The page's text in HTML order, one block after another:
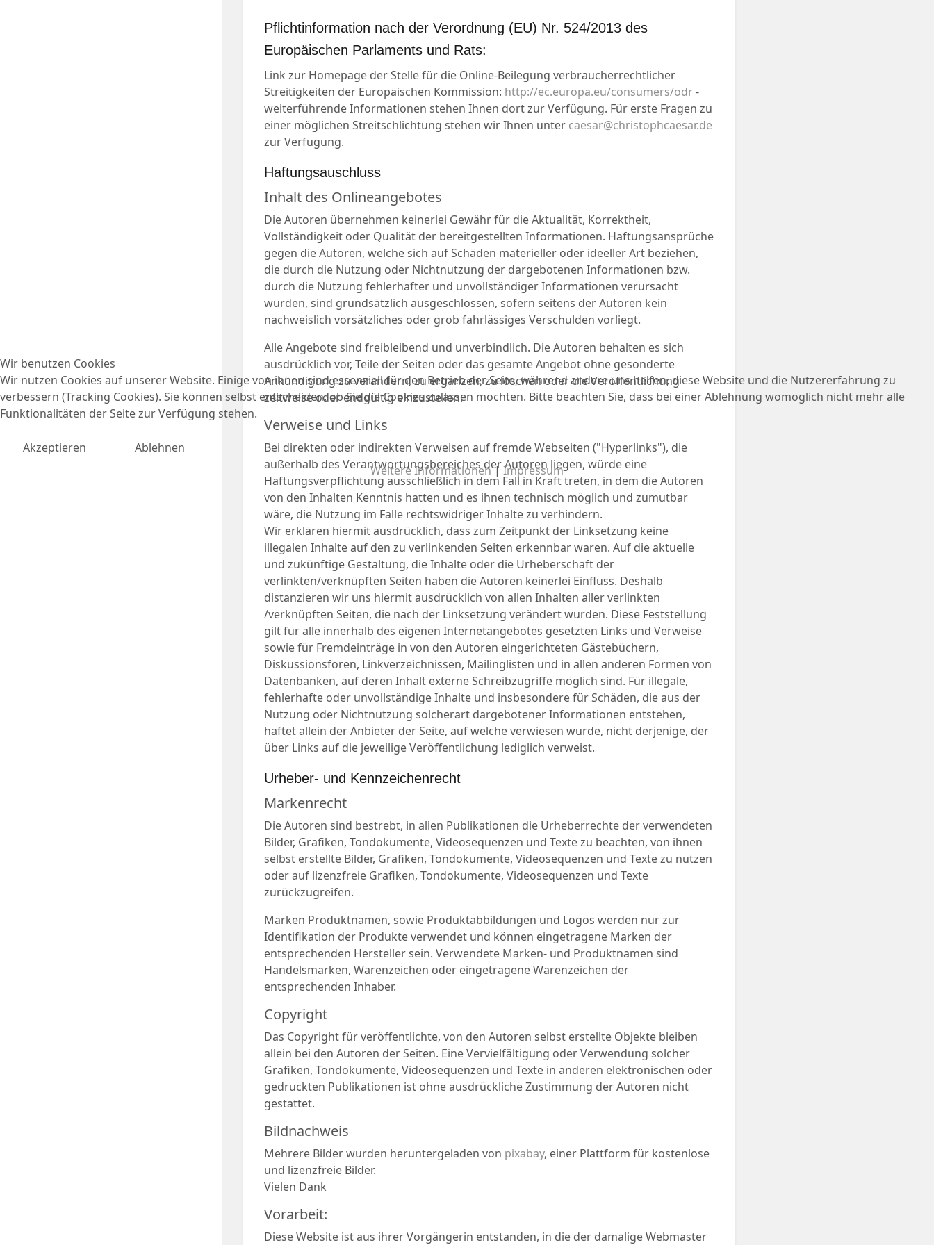
Pflichtinformation nach der Verordnung (EU) Nr. 524/2013 des
Europäischen Parlaments und Rats:
Link zur Homepage der Stelle für die Online-Beilegung verbraucherrechtlicher
Streitigkeiten der Europäischen Kommission: http://ec.europa.eu/consumers/odr-
weiterführende Informationen stehen Ihnen dort zur Verfügung. Für erste Fragen zu
einer möglichen Streitschlichtung stehen wir Ihnen unter caesar@christophcaesar.de
zur Verfügung.
Haftungsauschluss
Inhalt des Onlineangebotes
Die Autoren übernehmen keinerlei Gewähr für die Aktualität, Korrektheit,
Vollständigkeit oder Qualität der bereitgestellten Informationen. Haftungsansprüche
gegen die Autoren, welche sich auf Schäden materieller oder ideeller Art beziehen,
die durch die Nutzung oder Nichtnutzung der dargebotenen Informationen bzw.
durch die Nutzung fehlerhafter und unvollständiger Informationen verursacht
wurden, sind grundsätzlich ausgeschlossen, sofern seitens der Autoren kein
nachweislich vorsätzliches oder grob fahrlässiges Verschulden vorliegt.
Alle Angebote sind freibleibend und unverbindlich. Die Autoren behalten es sich
ausdrücklich vor, Teile der Seiten oder das gesamte Angebot ohne gesonderte
Ankündigung zu verändern, zu ergänzen, zu löschen oder die Veröffentlichung
zeitweise oder endgültig einzustellen.
Verweise und Links
Bei direkten oder indirekten Verweisen auf fremde Webseiten ("Hyperlinks"), die
außerhalb des Verantwortungsbereiches der Autoren liegen, würde eine
Haftungsverpflichtung ausschließlich in dem Fall in Kraft treten, in dem die Autoren
von den Inhalten Kenntnis hatten und es ihnen technisch möglich und zumutbar
wäre, die Nutzung im Falle rechtswidriger Inhalte zu verhindern.
Wir erklären hiermit ausdrücklich, dass zum Zeitpunkt der Linksetzung keine
illegalen Inhalte auf den zu verlinkenden Seiten erkennbar waren. Auf die aktuelle
und zukünftige Gestaltung, die Inhalte oder die Urheberschaft der
verlinkten/verknüpften Seiten haben die Autoren keinerlei Einfluss. Deshalb
distanzieren wir uns hiermit ausdrücklich von allen Inhalten aller verlinkten
/verknüpften Seiten, die nach der Linksetzung verändert wurden. Diese Feststellung
gilt für alle innerhalb des eigenen Internetangebotes gesetzten Links und Verweise
sowie für Fremdeinträge in von den Autoren eingerichteten Gästebüchern,
Diskussionsforen, Linkverzeichnissen, Mailinglisten und in allen anderen Formen von
Datenbanken, auf deren Inhalt externe Schreibzugriffe möglich sind. Für illegale,
fehlerhafte oder unvollständige Inhalte und insbesondere für Schäden, die aus der
Nutzung oder Nichtnutzung solcherart dargebotener Informationen entstehen,
haftet allein der Anbieter der Seite, auf welche verwiesen wurde, nicht derjenige, der
über Links auf die jeweilige Veröffentlichung lediglich verweist.
Urheber- und Kennzeichenrecht
Markenrecht
Die Autoren sind bestrebt, in allen Publikationen die Urheberrechte der verwendeten
Bilder, Grafiken, Tondokumente, Videosequenzen und Texte zu beachten, von ihnen
selbst erstellte Bilder, Grafiken, Tondokumente, Videosequenzen und Texte zu nutzen
oder auf lizenzfreie Grafiken, Tondokumente, Videosequenzen und Texte
zurückzugreifen.
Marken Produktnamen, sowie Produktabbildungen und Logos werden nur zur
Identifikation der Produkte verwendet und können eingetragene Marken der
entsprechenden Hersteller sein. Verwendete Marken- und Produktnamen sind
Handelsmarken, Warenzeichen oder eingetragene Warenzeichen der
entsprechenden Inhaber.
Copyright
Das Copyright für veröffentlichte, von den Autoren selbst erstellte Objekte bleiben
allein bei den Autoren der Seiten. Eine Vervielfältigung oder Verwendung solcher
Grafiken, Tondokumente, Videosequenzen und Texte in anderen elektronischen oder
gedruckten Publikationen ist ohne ausdrückliche Zustimmung der Autoren nicht
gestattet.
Bildnachweis
Mehrere Bilder wurden heruntergeladen von pixabay, einer Plattform für kostenlose
und lizenzfreie Bilder.
Vielen Dank
Vorarbeit:
Diese Website ist aus ihrer Vorgängerin entstanden, in die der damalige Webmaster
Wir benutzen Cookies
Wir nutzen Cookies auf unserer Website. Einige von ihnen sind essenziell für den Betrieb der Seite, während andere uns helfen, diese Website und die Nutzererfahrung zu
verbessern (Tracking Cookies). Sie können selbst entscheiden, ob Sie die Cookies zulassen möchten. Bitte beachten Sie, dass bei einer Ablehnung womöglich nicht mehr alle
Funktionalitäten der Seite zur Verfügung stehen.
Akzeptieren
Ablehnen
Weitere Informationen| Impressum